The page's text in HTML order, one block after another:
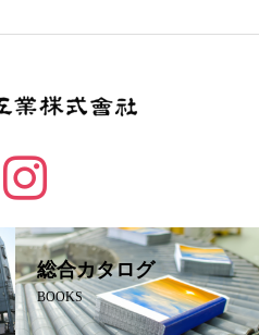
総合カタログ
BOOKS